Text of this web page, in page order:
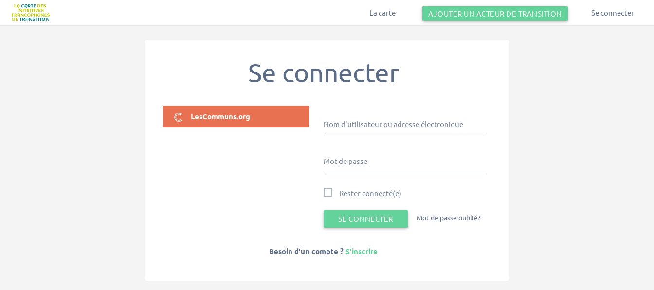
La carte AJOUTER UN ACTEUR DE TRANSITION Se connecter
Se connecter
LesCommuns.org
Nom d'utilisateur ou adresse électronique
Mot de passe
Rester connecté(e)
SE CONNECTER Mot de passe oublié?
Besoin d'un compte ? S'inscrire